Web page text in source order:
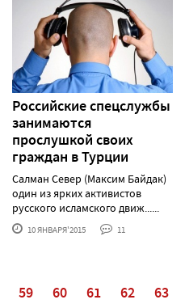
Российские спецслужбы
занимаются
прослушкой своих
граждан в Турции
Салман Север (Максим Байдак)
один из ярких активистов
русского исламского движ......
10 ЯНВАРЯ'2015 11
59 60 61 62 63